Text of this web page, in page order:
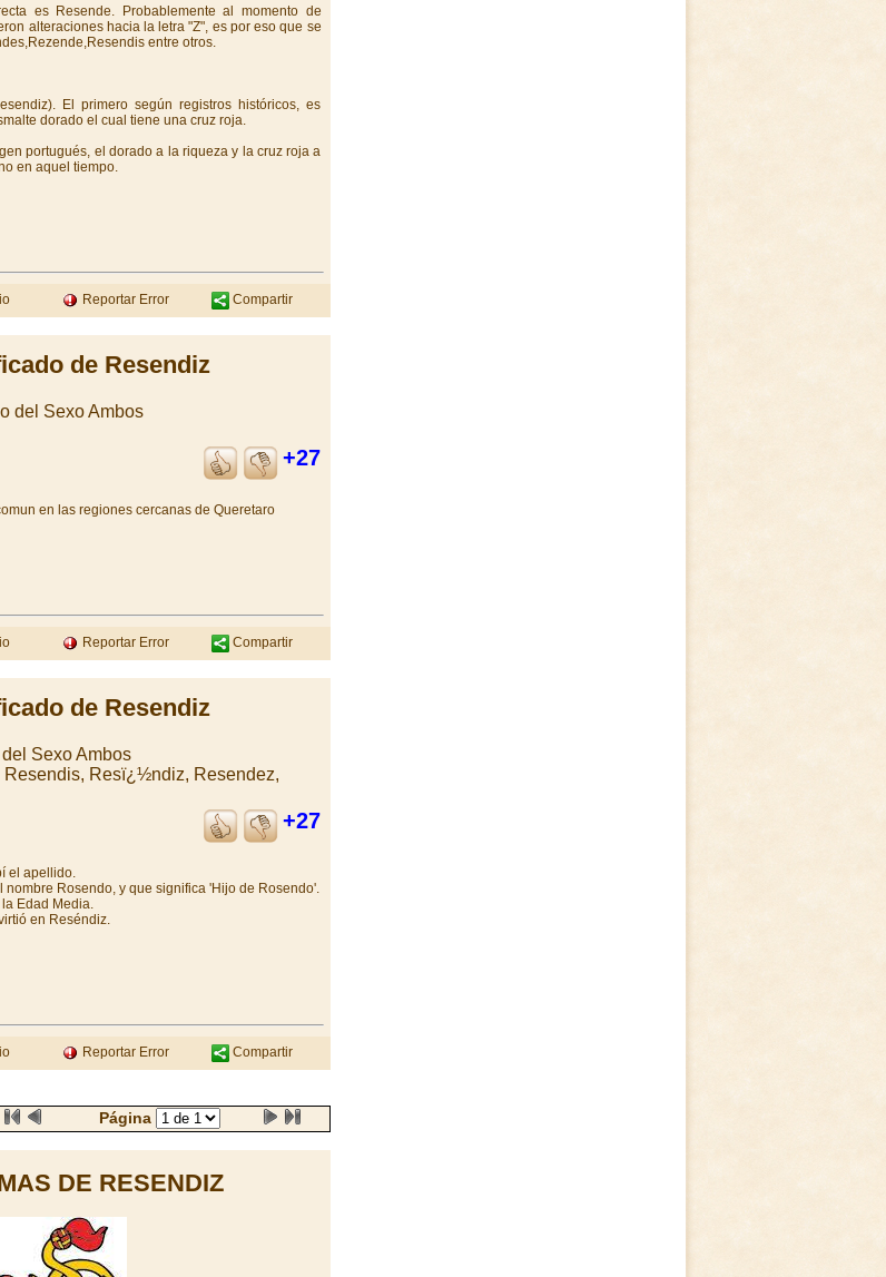
es Resende. Probablemente al momento de
alteraciones hacia la letra "Z", es por eso que se
entre otros.
El primero según registros históricos, es
dorado el cual tiene una cruz roja.
portugués, el dorado a la riqueza y la cruz roja a
en aquel tiempo.
Reportar Error Compartir
de Resendiz
del Sexo Ambos
+27
en las regiones cercanas de Queretaro
Reportar Error Compartir
de Resendiz
Sexo Ambos
Resï¿½ndiz, Resendez,
+27
el apellido.
Rosendo, y que significa 'Hijo de Rosendo'.
Edad Media.
en Reséndiz.
Reportar Error Compartir
Página
DE RESENDIZ